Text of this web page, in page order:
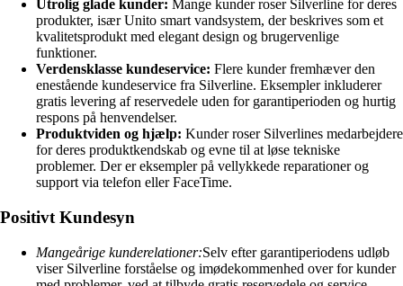
Utrolig glade kunder: Mange kunder roser Silverline for deres
produkter, især Unito smart vandsystem, der beskrives som et
kvalitetsprodukt med elegant design og brugervenlige
funktioner.
Verdensklasse kundeservice: Flere kunder fremhæver den
enestående kundeservice fra Silverline. Eksempler inkluderer
gratis levering af reservedele uden for garantiperioden og hurtig
respons på henvendelser.
Produktviden og hjælp: Kunder roser Silverlines medarbejdere
for deres produktkendskab og evne til at løse tekniske
problemer. Der er eksempler på vellykkede reparationer og
support via telefon eller FaceTime.
Positivt Kundesyn
Mangeårige kunderelationer:Selv efter garantiperiodens udløb
viser Silverline forståelse og imødekommenhed over for kunder